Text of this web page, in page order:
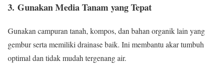
3. Gunakan Media Tanam yang Tepat
Gunakan campuran tanah, kompos, dan bahan organik lain yang
gembur serta memiliki drainase baik. Ini membantu akar tumbuh
optimal dan tidak mudah tergenang air.